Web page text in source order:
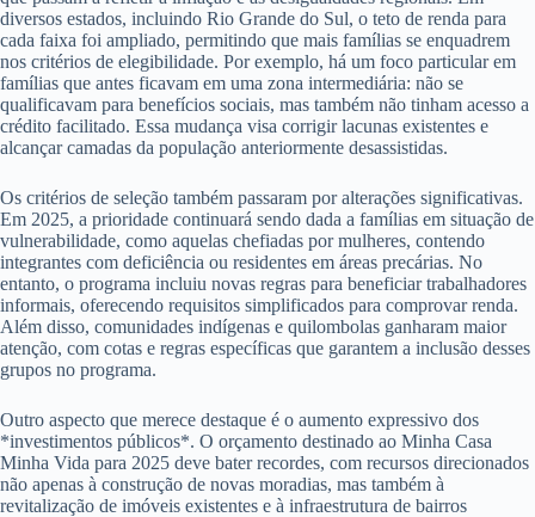
diversos estados, incluindo Rio Grande do Sul, o teto de renda para
cada faixa foi ampliado, permitindo que mais famílias se enquadrem
nos critérios de elegibilidade. Por exemplo, há um foco particular em
famílias que antes ficavam em uma zona intermediária: não se
qualificavam para benefícios sociais, mas também não tinham acesso a
crédito facilitado. Essa mudança visa corrigir lacunas existentes e
alcançar camadas da população anteriormente desassistidas.
Os critérios de seleção também passaram por alterações significativas.
Em 2025, a prioridade continuará sendo dada a famílias em situação de
vulnerabilidade, como aquelas chefiadas por mulheres, contendo
integrantes com deficiência ou residentes em áreas precárias. No
entanto, o programa incluiu novas regras para beneficiar trabalhadores
informais, oferecendo requisitos simplificados para comprovar renda.
Além disso, comunidades indígenas e quilombolas ganharam maior
atenção, com cotas e regras específicas que garantem a inclusão desses
grupos no programa.
Outro aspecto que merece destaque é o aumento expressivo dos
*investimentos públicos*. O orçamento destinado ao Minha Casa
Minha Vida para 2025 deve bater recordes, com recursos direcionados
não apenas à construção de novas moradias, mas também à
revitalização de imóveis existentes e à infraestrutura de bairros